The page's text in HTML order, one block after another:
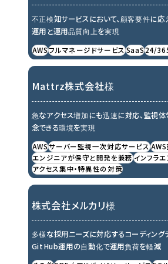
不正検知サービスにおいて、顧客要件に応
運用と運用品質向上を実現
AWSフルマネージドサービスSaaS24/
Mattrz株式会社様
急なアクセス増加にも迅速に対応、監視
念できる環境を実現
AWSサーバー監視一次対応サービス
エンジニアが保守と開発を兼務インフラ
アクセス集中・特異性の対策
株式会社メルカリ様
多様な採用ニーズに対応するコーディング
GitHub運用の自動化で運用負荷を軽減